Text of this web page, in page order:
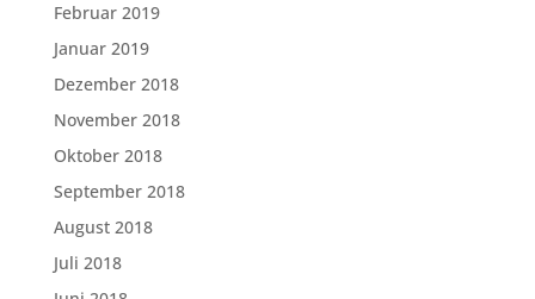
Februar 2019
Januar 2019
Dezember 2018
November 2018
Oktober 2018
September 2018
August 2018
Juli 2018